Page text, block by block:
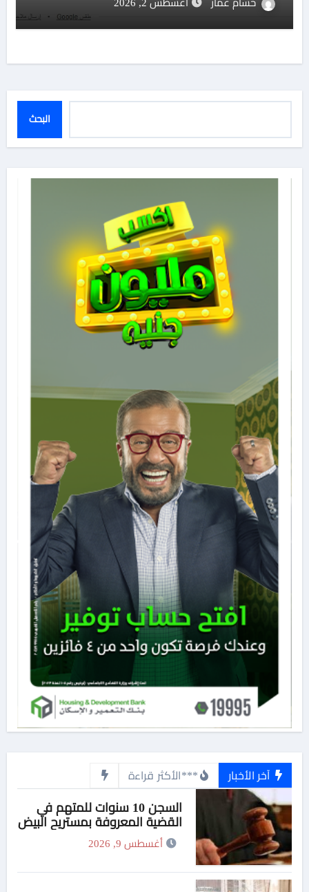
حسام عمار أغسطس 2, 2026
البحث
آخر الأخبار ***الأكثر قراءة
السجن 10 سنوات للمتهم في
القضية المعروفة بمستريح البيض
أغسطس 9, 2026